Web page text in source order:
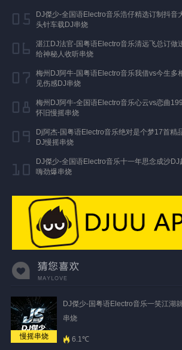
DJ傑少-全国语Electro音乐浩仔精选订制抖音
头针车载DJ串烧
湛江DJ法官-国粤语Electro音乐清远飞总订做
给神秘人收听串烧
梅州DJ阿牛-国粤语Electro音乐我借vs今生多
见伤感DJ串烧
梅州DJ阿牛-全国语Electro音乐心云vs恋曲
怀旧慢摇串烧
Dj阿杰-国粤语Electro音乐绝对是个梦17首精
DJ慢摇串烧
DJ傑少-全国语Electro音乐十一年思念成沙DJ
嗨劲爆串烧
慢摇串烧
DJ傑少-国粤语Electro音乐一笑江湖
串烧
6.1℃